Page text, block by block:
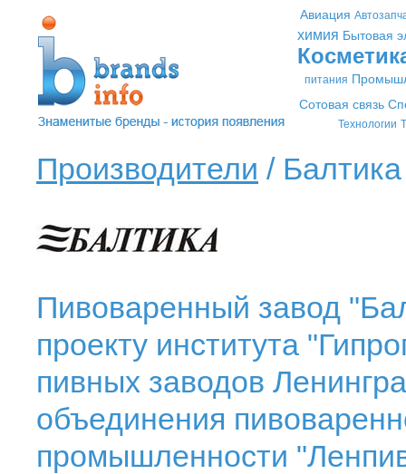
Авиация
химия Бытовая
питания
Сотовая связь
Технологии
Производители /
Пивоваренный завод
проекту института
пивных заводов
объединения
промышленности